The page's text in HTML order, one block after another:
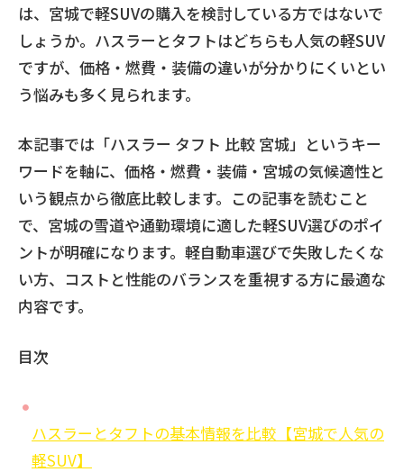
は、宮城で軽SUVの購入を検討している方ではないで
しょうか。ハスラーとタフトはどちらも人気の軽SUV
ですが、価格・燃費・装備の違いが分かりにくいとい
う悩みも多く見られます。
本記事では「ハスラー タフト 比較 宮城」というキー
ワードを軸に、価格・燃費・装備・宮城の気候適性と
いう観点から徹底比較します。この記事を読むこと
で、宮城の雪道や通勤環境に適した軽SUV選びのポイ
ントが明確になります。軽自動車選びで失敗したくな
い方、コストと性能のバランスを重視する方に最適な
内容です。
目次
ハスラーとタフトの基本情報を比較【宮城で人気の
軽SUV】